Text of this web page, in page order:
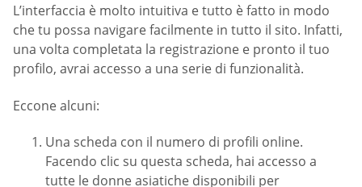
L’interfaccia è molto intuitiva e tutto è fatto in modo
che tu possa navigare facilmente in tutto il sito. Infatti,
una volta completata la registrazione e pronto il tuo
profilo, avrai accesso a una serie di funzionalità.
Eccone alcuni:
Una scheda con il numero di profili online.
Facendo clic su questa scheda, hai accesso a
tutte le donne asiatiche disponibili per